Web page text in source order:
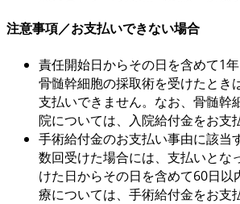
注意事項／お支払いできない場合
責任開始日からその日を含めて1
骨髄幹細胞の採取術を受けたとき
支払いできません。なお、骨髄幹
院については、入院給付金をお支
手術給付金のお支払い事由に該当
数回受けた場合には、支払いとな
けた日からその日を含めて60日以
療については、手術給付金をお支